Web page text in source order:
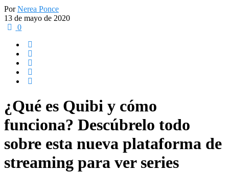
PorNerea Ponce
13 de mayo de 2020
0
¿Qué es Quibi y cómo
funciona? Descúbrelo todo
sobre esta nueva plataforma de
streaming para ver series